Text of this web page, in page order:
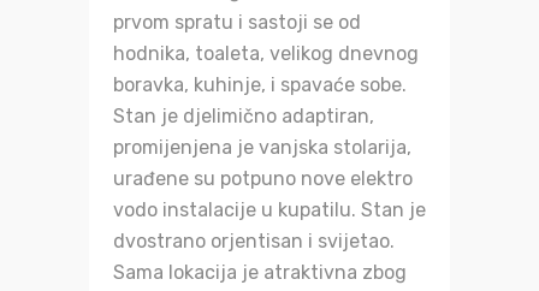
prvom spratu i sastoji se od
hodnika, toaleta, velikog dnevnog
boravka, kuhinje, i spavaće sobe.
Stan je djelimično adaptiran,
promijenjena je vanjska stolarija,
urađene su potpuno nove elektro
vodo instalacije u kupatilu. Stan je
dvostrano orjentisan i svijetao.
Sama lokacija je atraktivna zbog